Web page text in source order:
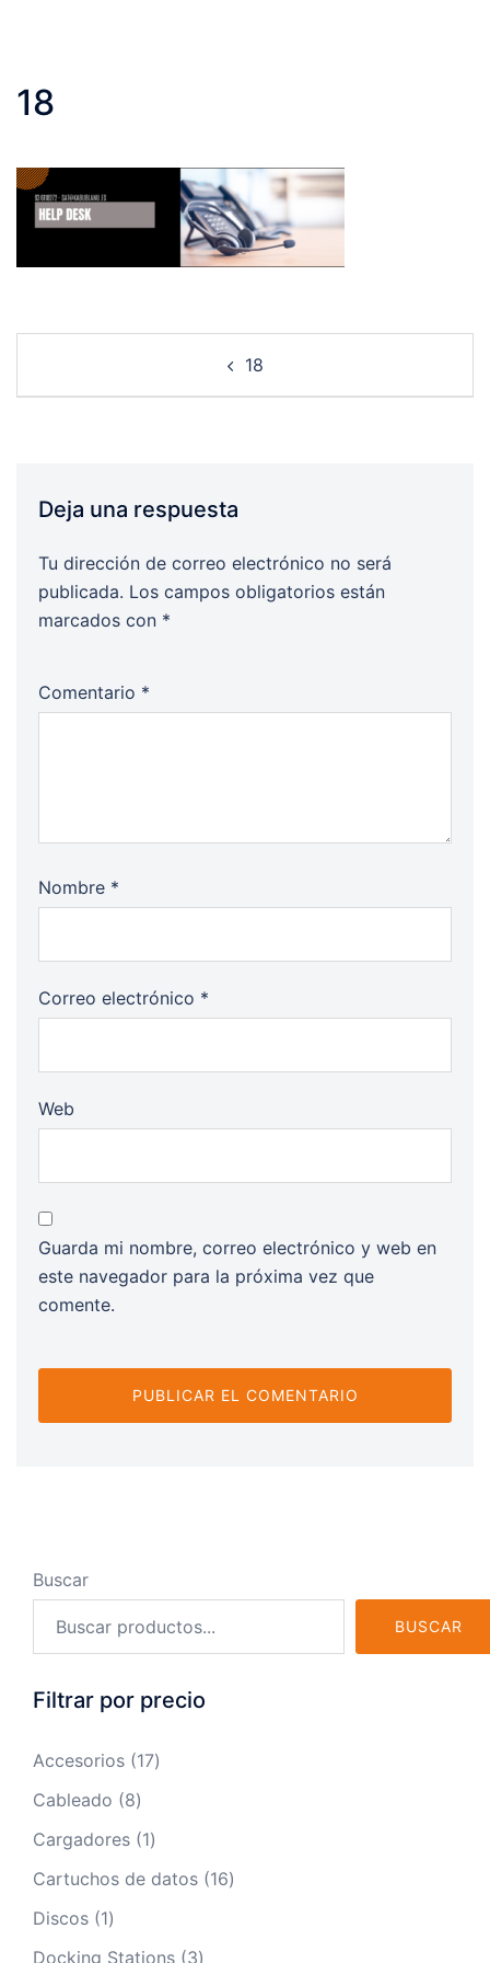
18
18
Deja una respuesta
Tu dirección de correo electrónico no será
publicada. Los campos obligatorios están
marcados con *
Comentario *
Nombre *
Correo electrónico *
Web
Guarda mi nombre, correo electrónico y web en
este navegador para la próxima vez que
comente.
Buscar
BUSCAR
Filtrar por precio
Accesorios 1717
Cableado 88
productos
Cargadores 11
producto
Cartuchos de datos 1616
Discos 11
producto
Docking Stations 33